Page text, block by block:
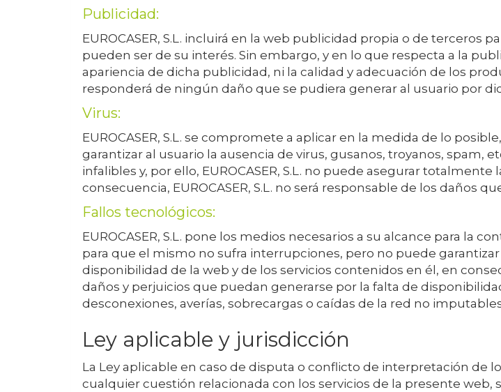
Publicidad:
EUROCASER, S.L. incluirá en la web publicidad propia o de terceros
pueden ser de su interés. Sin embargo, y en lo que respecta a la
apariencia de dicha publicidad, ni la calidad y adecuación de los
responderá de ningún daño que se pudiera generar al usuario por
Virus:
EUROCASER, S.L. se compromete a aplicar en la medida de lo
garantizar al usuario la ausencia de virus, gusanos, troyanos, spam,
infalibles y, por ello, EUROCASER, S.L. no puede asegurar totalmente
consecuencia, EUROCASER, S.L. no será responsable de los daños
Fallos tecnológicos:
EUROCASER, S.L. pone los medios necesarios a su alcance para la
para que el mismo no sufra interrupciones, pero no puede
disponibilidad de la web y de los servicios contenidos en él, en
daños y perjuicios que puedan generarse por la falta de
desconexiones, averías, sobrecargas o caídas de la red no
Ley aplicable y jurisdicción
La Ley aplicable en caso de disputa o conflicto de interpretación de
cualquier cuestión relacionada con los servicios de la presente web,